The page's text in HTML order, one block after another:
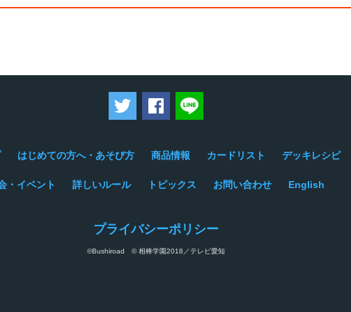
ツイートするFacebookでシェアする
はじめての方へ・あそび方 商品情報 カードリスト デッキレシピ
・イベント 詳しいルール トピックス お問い合わせ English
プライバシーポリシー
©Bushiroad © 相棒学園2018／テレビ愛知